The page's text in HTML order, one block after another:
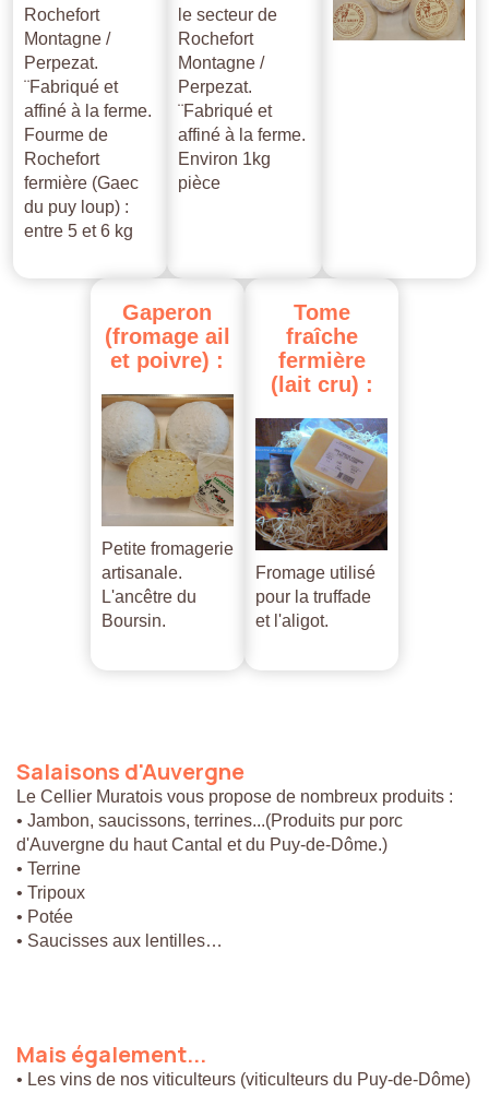
Rochefort
Montagne /
Perpezat.
¨Fabriqué et
affiné à la ferme.
Fourme de
Rochefort
fermière (Gaec
du puy loup) :
entre 5 et 6 kg
le secteur de
Rochefort
Montagne /
Perpezat.
¨Fabriqué et
affiné à la ferme.
Environ 1kg
pièce
Gaperon
(fromage ail
et poivre) :
Petite fromagerie
artisanale.
L'ancêtre du
Boursin.
Tome
fraîche
fermière
(lait cru) :
Fromage utilisé
pour la truffade
et l'aligot.
Salaisons d'Auvergne
Le Cellier Muratois vous propose de nombreux produits :
• Jambon, saucissons, terrines...(Produits pur porc
d'Auvergne du haut Cantal et du Puy-de-Dôme.)
• Terrine
• Tripoux
• Potée
• Saucisses aux lentilles…
Mais également...
• Les vins de nos viticulteurs (viticulteurs du Puy-de-Dôme)